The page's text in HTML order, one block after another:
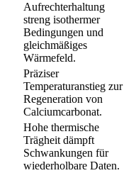
Aufrechterhaltung
streng isothermer
Bedingungen und
gleichmäßiges
Wärmefeld.
Präziser
Temperaturanstieg zur
Regeneration von
Calciumcarbonat.
Hohe thermische
Trägheit dämpft
Schwankungen für
wiederholbare Daten.